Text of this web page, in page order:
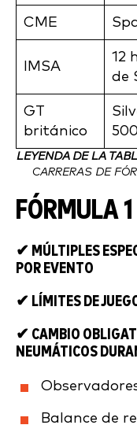
CME
IMSA
12
de
GT
británico
500
LEYENDA DE LA
CARRERAS DE
FÓRMULA 1
✔ MÚLTIPLES
POR EVENTO
✔ LÍMITES DE
✔ CAMBIO
NEUMÁTICOS
Balance de